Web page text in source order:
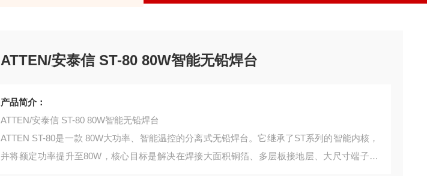
ATTEN/安泰信 ST-80 80W智能无铅焊台
产品简介：
ATTEN/安泰信 ST-80 80W智能无铅焊台
ATTEN ST-80是一款 80W大功率、智能温控的分离式无铅焊台。它继承了ST系列的智能内核，
并将额定功率提升至80W，核心目标是解决在焊接大面积铜箔、多层板接地层、大尺寸端子或